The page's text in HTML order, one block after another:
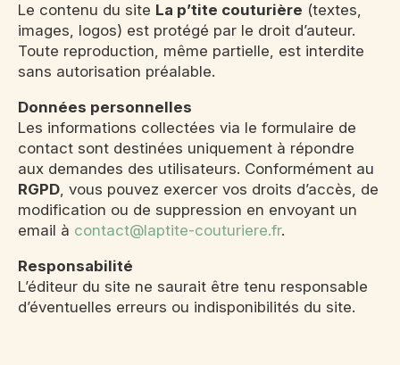
Le contenu du site La p’tite couturière (textes,
images, logos) est protégé par le droit d’auteur.
Toute reproduction, même partielle, est interdite
sans autorisation préalable.
Données personnelles
Les informations collectées via le formulaire de
contact sont destinées uniquement à répondre
aux demandes des utilisateurs. Conformément au
RGPD, vous pouvez exercer vos droits d’accès, de
modification ou de suppression en envoyant un
email à contact@laptite-couturiere.fr.
Responsabilité
L’éditeur du site ne saurait être tenu responsable
d’éventuelles erreurs ou indisponibilités du site.